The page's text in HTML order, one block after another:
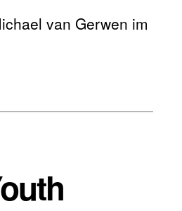
van Gerwen im